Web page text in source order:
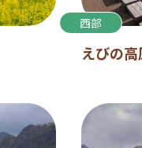
西部
えびの